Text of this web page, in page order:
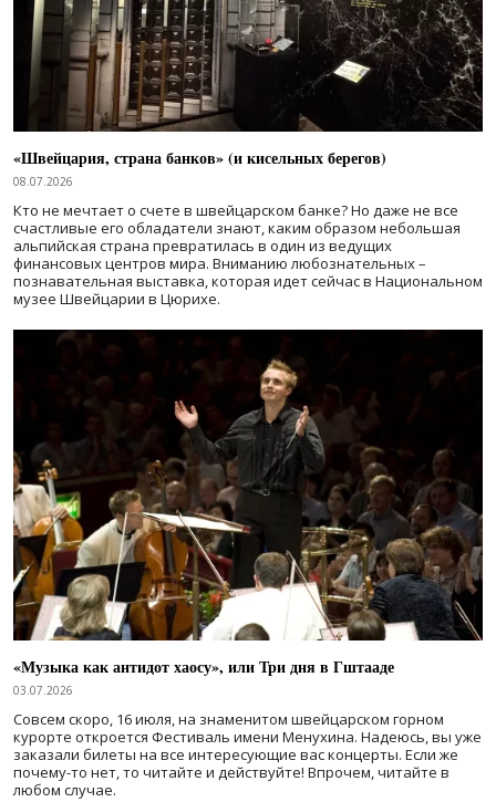
«Швейцария, страна банков» (и кисельных берегов)
08.07.2026
Кто не мечтает о счете в швейцарском банке? Но даже не все
счастливые его обладатели знают, каким образом небольшая
альпийская страна превратилась в один из ведущих
финансовых центров мира. Вниманию любознательных –
познавательная выставка, которая идет сейчас в Национальном
музее Швейцарии в Цюрихе.
«Музыка как антидот хаосу», или Три дня в Гштааде
03.07.2026
Совсем скоро, 16 июля, на знаменитом швейцарском горном
курорте откроется Фестиваль имени Менухина. Надеюсь, вы уже
заказали билеты на все интересующие вас концерты. Если же
почему-то нет, то читайте и действуйте! Впрочем, читайте в
любом случае.